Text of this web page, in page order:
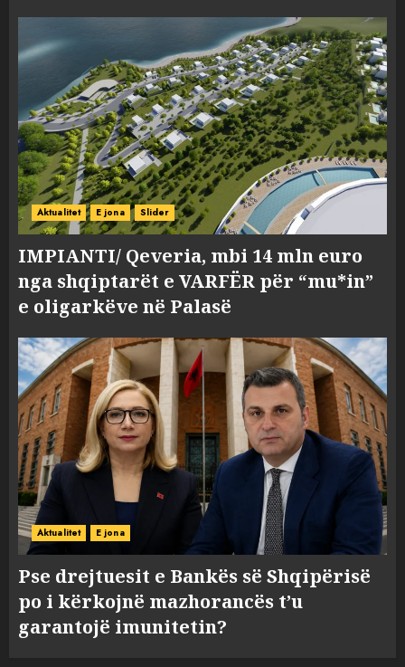
Aktualitet E jona Slider
IMPIANTI/ Qeveria, mbi 14 mln euro
nga shqiptarët e VARFËR për “mu*in”
e oligarkëve në Palasë
Aktualitet E jona
Pse drejtuesit e Bankës së Shqipërisë
po i kërkojnë mazhorancës t’u
garantojë imunitetin?